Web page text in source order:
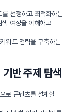
선정하고 최적화하는
여정을 이해하고
워드 전략을 구축하는
반 주제 탐색
로 콘텐츠를 설계할